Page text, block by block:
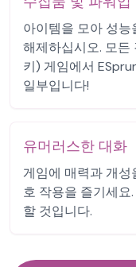
아이템을 모아 성
해제하십시오. 모든
키) 게임에서
일부입니다!
유머러스한 대화
게임에 매력과 개
호 작용을 즐기세요
할 것입니다.